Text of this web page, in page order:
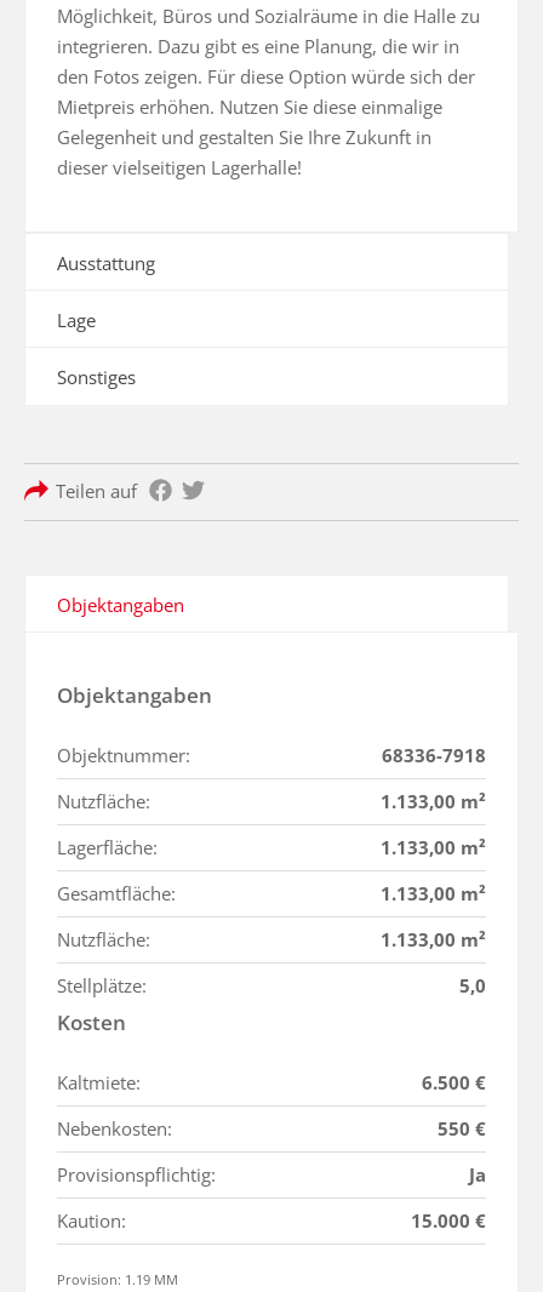
Möglichkeit, Büros und Sozialräume in die Halle zu
integrieren. Dazu gibt es eine Planung, die wir in
den Fotos zeigen. Für diese Option würde sich der
Mietpreis erhöhen. Nutzen Sie diese einmalige
Gelegenheit und gestalten Sie Ihre Zukunft in
dieser vielseitigen Lagerhalle!
Ausstattung
Lage
Sonstiges
Teilen auf
Objektangaben
Objektangaben
Objektnummer:
68336-7918
Nutzfläche:
1.133,00 m²
Lagerfläche:
1.133,00 m²
Gesamtfläche:
1.133,00 m²
Nutzfläche:
1.133,00 m²
Stellplätze:
5,0
Kosten
Kaltmiete:
6.500 €
Nebenkosten:
550 €
Provisionspflichtig:
Ja
Kaution:
15.000 €
Provision: 1.19 MM